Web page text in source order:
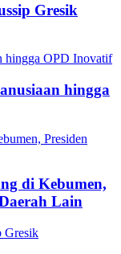
Gresik
hingga
di Kebumen,
Lain